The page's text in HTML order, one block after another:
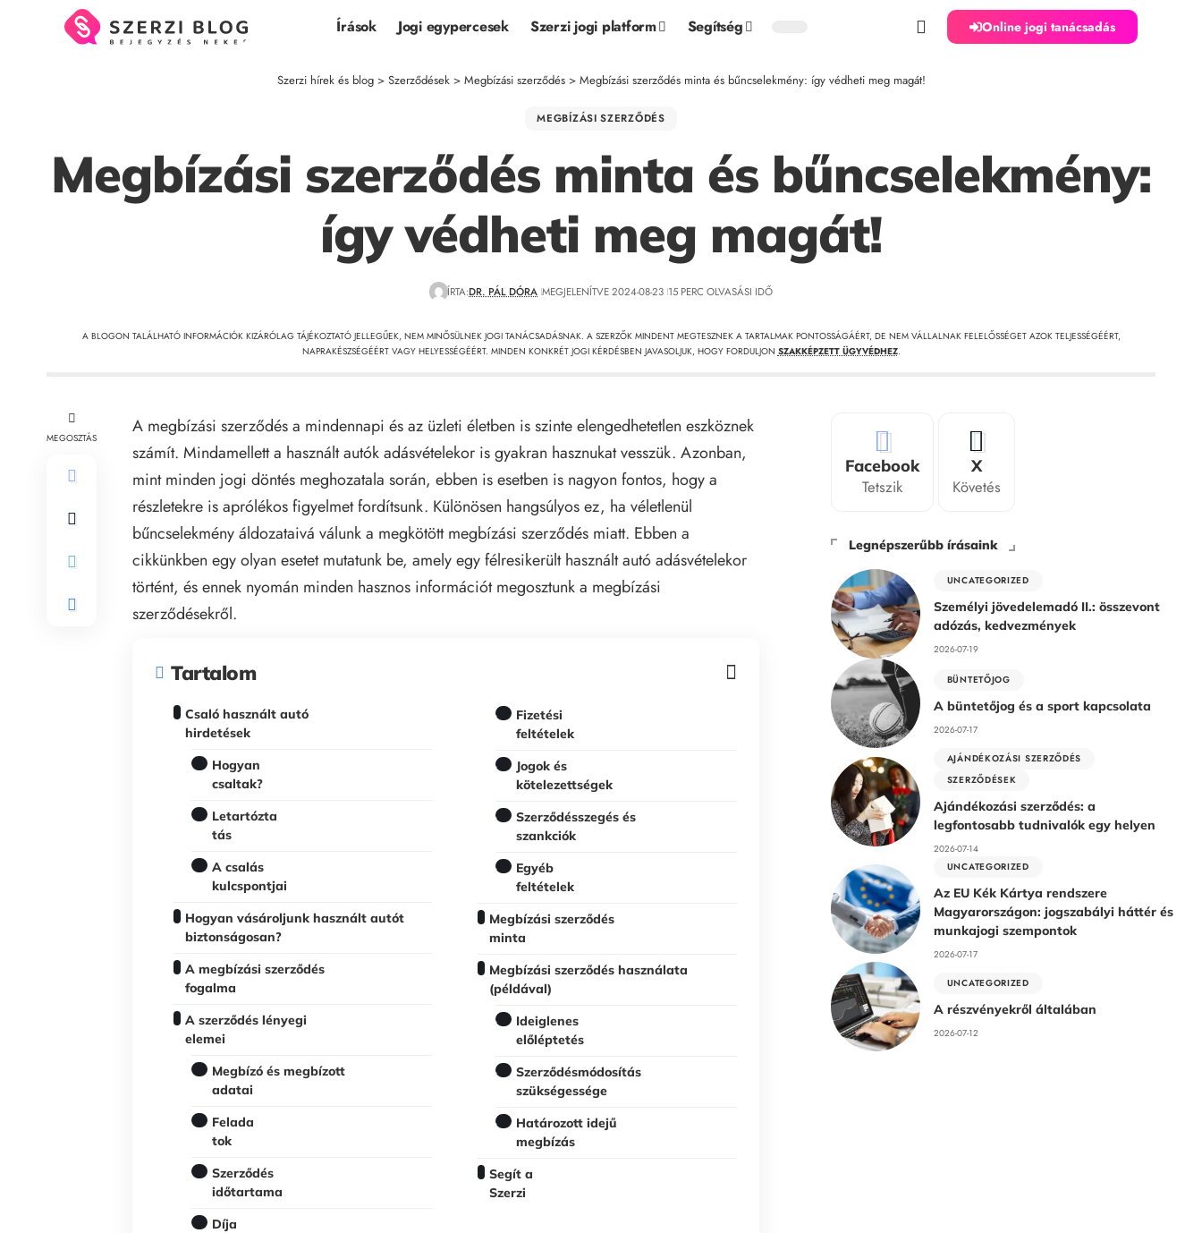
Írások Jogi egypercesek Szerzi jogi platform Segítség Online jogi tanácsadás
Szerzi hírek és blog> Szerződések> Megbízási szerződés> Megbízási szerződés minta és bűncselekmény: így védheti meg magát!
MEGBÍZÁSI SZERZŐDÉS
Megbízási szerződés minta és bűncselekmény:
így védheti meg magát!
ÍRTA:DR. PÁL DÓRA MEGJELENÍTVE 2024-08-23 15 PERC OLVASÁSI IDŐ
A BLOGON TALÁLHATÓ INFORMÁCIÓK KIZÁRÓLAG TÁJÉKOZTATÓ JELLEGŰEK, NEM MINŐSÜLNEK JOGI TANÁCSADÁSNAK. A SZERZŐK MINDENT MEGTESZNEK A TARTALMAK PONTOSSÁGÁÉRT, DE NEM VÁLLALNAK FELELŐSSÉGET AZOK TELJESSÉGÉÉRT,
NAPRAKÉSZSÉGÉÉRT VAGY HELYESSÉGÉÉRT. MINDEN KONKRÉT JOGI KÉRDÉSBEN JAVASOLJUK, HOGY FORDULJON SZAKKÉPZETT ÜGYVÉDHEZ.
MEGOSZTÁS
A megbízási szerződés a mindennapi és az üzleti életben is szinte elengedhetetlen eszköznek
számít. Mindamellett a használt autók adásvételekor is gyakran hasznukat vesszük. Azonban,
mint minden jogi döntés meghozatala során, ebben is esetben is nagyon fontos, hogy a
részletekre is aprólékos figyelmet fordítsunk. Különösen hangsúlyos ez, ha véletlenül
bűncselekmény áldozataivá válunk a megkötöttmegbízási szerződés miatt. Ebben a
cikkünkben egy olyan esetet mutatunk be, amely egy félresikerült használt autó adásvételekor
történt, és ennek nyomán minden hasznos információt megosztunk a megbízási
szerződésekről.
Tartalom
Csaló használt autó
hirdetések
Hogyan
csaltak?
Letartózta
tás
A csalás
kulcspontjai
Hogyan vásároljunk használt autót
biztonságosan?
A megbízási szerződés
fogalma
A szerződés lényegi
elemei
Megbízó és megbízott
adatai
Felada
tok
Szerződés
időtartama
Díja
Fizetési
feltételek
Jogok és
kötelezettségek
Szerződésszegés és
szankciók
Egyéb
feltételek
Megbízási szerződés
minta
Megbízási szerződés használata
(példával)
Ideiglenes
előléptetés
Szerződésmódosítás
szükségessége
Határozott idejű
megbízás
Segít a
Szerzi
Facebook
Tetszik
X
Követés
Legnépszerűbb írásaink
UNCATEGORIZED
Személyi jövedelemadó II.: összevont
adózás, kedvezmények
2026-07-19
BÜNTETŐJOG
A büntetőjog és a sport kapcsolata
2026-07-17
AJÁNDÉKOZÁSI SZERZŐDÉS
SZERZŐDÉSEK
Ajándékozási szerződés: a
legfontosabb tudnivalók egy helyen
2026-07-14
UNCATEGORIZED
Az EU Kék Kártya rendszere
Magyarországon: jogszabályi háttér és
munkajogi szempontok
2026-07-17
UNCATEGORIZED
A részvényekről általában
2026-07-12